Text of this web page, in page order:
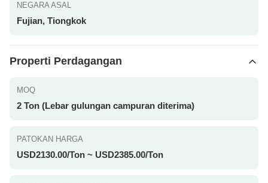
NEGARA ASAL
Fujian, Tiongkok
Properti Perdagangan
MOQ
2 Ton (Lebar gulungan campuran diterima)
PATOKAN HARGA
USD2130.00/Ton ~ USD2385.00/Ton